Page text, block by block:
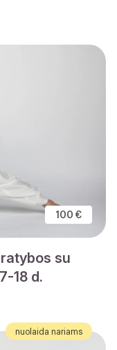
100 €
su
18 d.
nuolaida nariams